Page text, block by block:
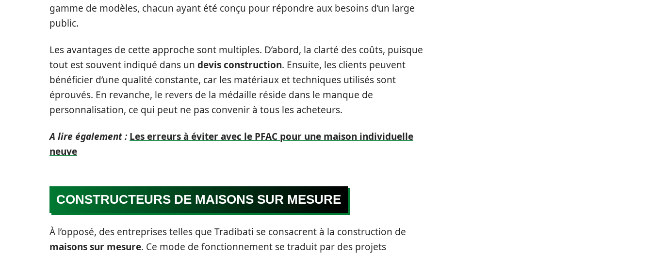
gamme de modèles, chacun ayant été conçu pour répondre aux besoins d’un large
public.
Les avantages de cette approche sont multiples. D’abord, la clarté des coûts, puisque
tout est souvent indiqué dans un devis construction. Ensuite, les clients peuvent
bénéficier d’une qualité constante, car les matériaux et techniques utilisés sont
éprouvés. En revanche, le revers de la médaille réside dans le manque de
personnalisation, ce qui peut ne pas convenir à tous les acheteurs.
A lire également : Les erreurs à éviter avec le PFAC pour une maison individuelle
neuve
CONSTRUCTEURS DE MAISONS SUR MESURE
À l’opposé, des entreprises telles que Tradibati se consacrent à la construction de
maisons sur mesure. Ce mode de fonctionnement se traduit par des projets